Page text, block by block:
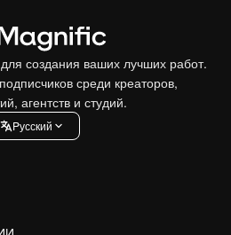
создания ваших лучших работ.
среди креаторов,
агентств и студий.
Pусский